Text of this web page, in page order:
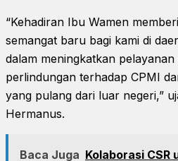
“Kehadiran Ibu Wamen memberi
semangat baru bagi kami di
dalam meningkatkan pelayanan
perlindungan terhadap CPMI
yang pulang dari luar negeri,”
Hermanus.
Baca Juga Kolaborasi CSR